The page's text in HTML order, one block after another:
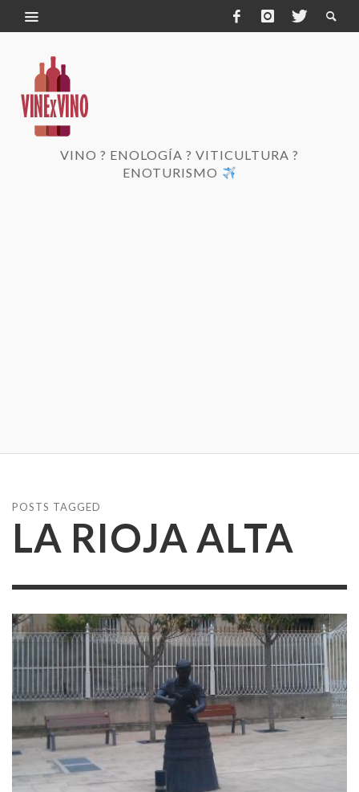
VINO ? ENOLOGÍA ? VITICULTURA ?
ENOTURISMO
POSTS TAGGED
LA RIOJA ALTA